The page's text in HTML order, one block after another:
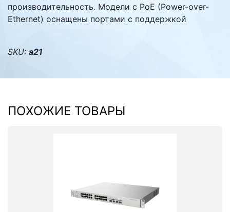
производительность. Модели с PoE (Power-over-
Ethernet) оснащены портами с поддержкой
SKU: а21
ПОХОЖИЕ ТОВАРЫ